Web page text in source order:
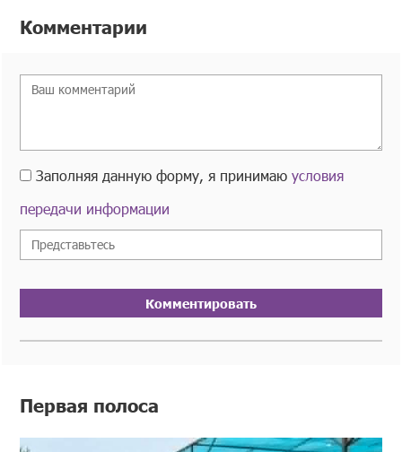
Комментарии
Заполняя данную форму, я принимаюусловия
передачи информации
Комментировать
Первая полоса